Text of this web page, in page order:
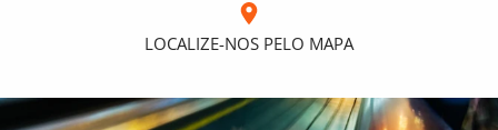
LOCALIZE-NOS PELO MAPA